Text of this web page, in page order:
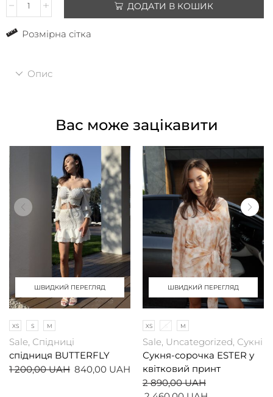
ДОДАТИ В КОШИК
Розмірна сітка
Опис
Вас може зацікавити
ШВИДКИЙ ПЕРЕГЛЯД
XS S M
Sale, Спідниці
спідниця BUTTERFLY
1 200,00UAH 840,00 UAH
ШВИДКИЙ ПЕРЕГЛЯД
XS S M
Sale, Uncategorized, Сукні
Сукня-сорочка ESTER у
квітковий принт
2 890,00UAH